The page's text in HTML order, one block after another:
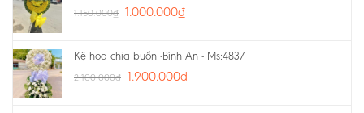
1.150.000₫ 1.000.000₫
Kệ hoa chia buồn -Bình An - Ms:4837
2.100.000₫ 1.900.000₫